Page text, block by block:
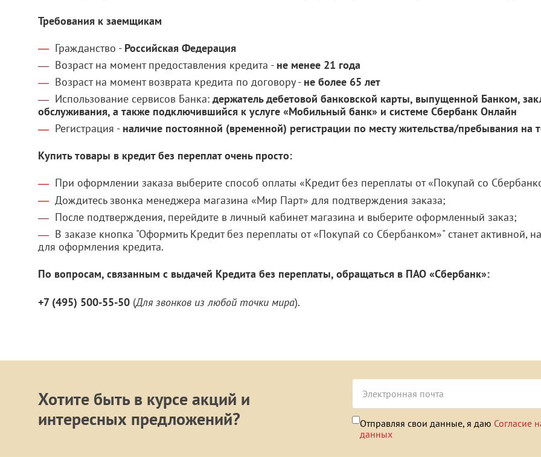
Требования к заемщикам
Гражданство - Российская Федерация
Возраст на момент предоставления кредита - не менее 21 года
Возраст на момент возврата кредита по договору - не более 65 лет
Использование сервисов Банка: держатель дебетовой банковской карты, выпущенной Банком,
обслуживания, а также подключившийся к услуге «Мобильный банк» и системе Сбербанк Онлайн
Регистрация - наличие постоянной (временной) регистрации по месту жительства/пребывания на
Купить товары в кредит без переплат очень просто:
При оформлении заказа выберите способ оплаты «Кредит без переплаты от «Покупай со
Дождитесь звонка менеджера магазина «Мир Парт» для подтверждения заказа;
После подтверждения, перейдите в личный кабинет магазина и выберите оформленный заказ;
В заказе кнопка "Оформить Кредит без переплаты от «Покупай со Сбербанком»" станет
для оформления кредита.
По вопросам, связанным с выдачей Кредита без переплаты, обращаться в ПАО «Сбербанк»:
+7 (495) 500-55-50 (Для звонков из любой точки мира).
Хотите быть в курсе акций и
интересных предложений?
Отправляя свои данные, я даю Согласие
данных